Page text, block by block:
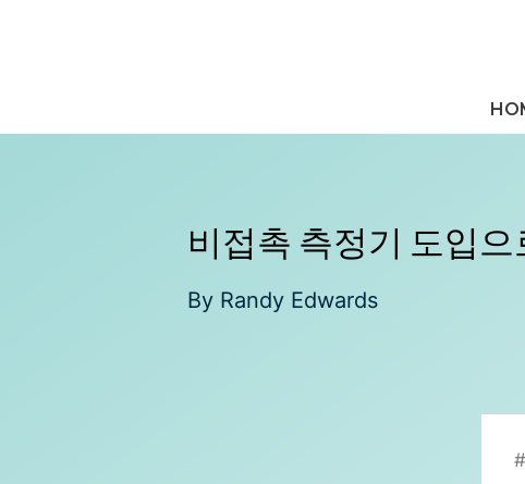
비접촉 측정기 도입
By Randy Edwards